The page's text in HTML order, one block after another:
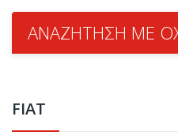
ΑΝΑΖΉΤΗΣΗ ΜΕ
FIAT